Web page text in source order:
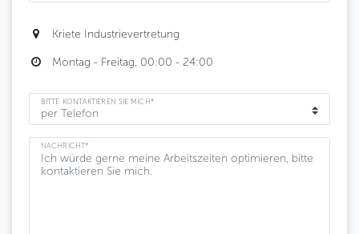
Kriete Industrievertretung
Montag - Freitag, 00:00 - 24:00
BITTE KONTAKTIEREN SIE MICH*
NACHRICHT*